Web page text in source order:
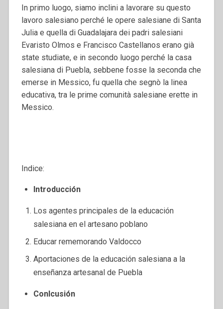
In primo luogo, siamo inclini a lavorare su questo
lavoro salesiano perché le opere salesiane di Santa
Julia e quella di Guadalajara dei padri salesiani
Evaristo Olmos e Francisco Castellanos erano già
state studiate, e in secondo luogo perché la casa
salesiana di Puebla, sebbene fosse la seconda che
emerse in Messico, fu quella che segnò la linea
educativa, tra le prime comunità salesiane erette in
Messico.
Indice:
Introducción
Los agentes principales de la educación
salesiana en el artesano poblano
Educar rememorando Valdocco
Aportaciones de la educación salesiana a la
enseñanza artesanal de Puebla
Conlcusión